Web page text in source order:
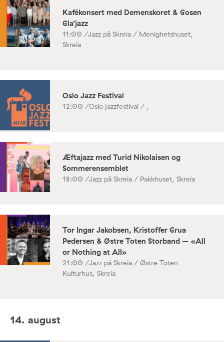
Kafékonsert med Demenskoret & Gosen
Gla’jazz
11:00 /Jazz på Skreia / Menighetshuset,
Skreia
Oslo Jazz Festival
12:00 /Oslo jazzfestival / ,
Æftajazz med Turid Nikolaisen og
Sommerensemblet
18:00 /Jazz på Skreia / Pakkhuset, Skreia
Tor Ingar Jakobsen, Kristoffer Grua
Pedersen & Østre Toten Storband – «All
or Nothing at All»
21:00 /Jazz på Skreia / Østre Toten
Kulturhus, Skreia
14. august